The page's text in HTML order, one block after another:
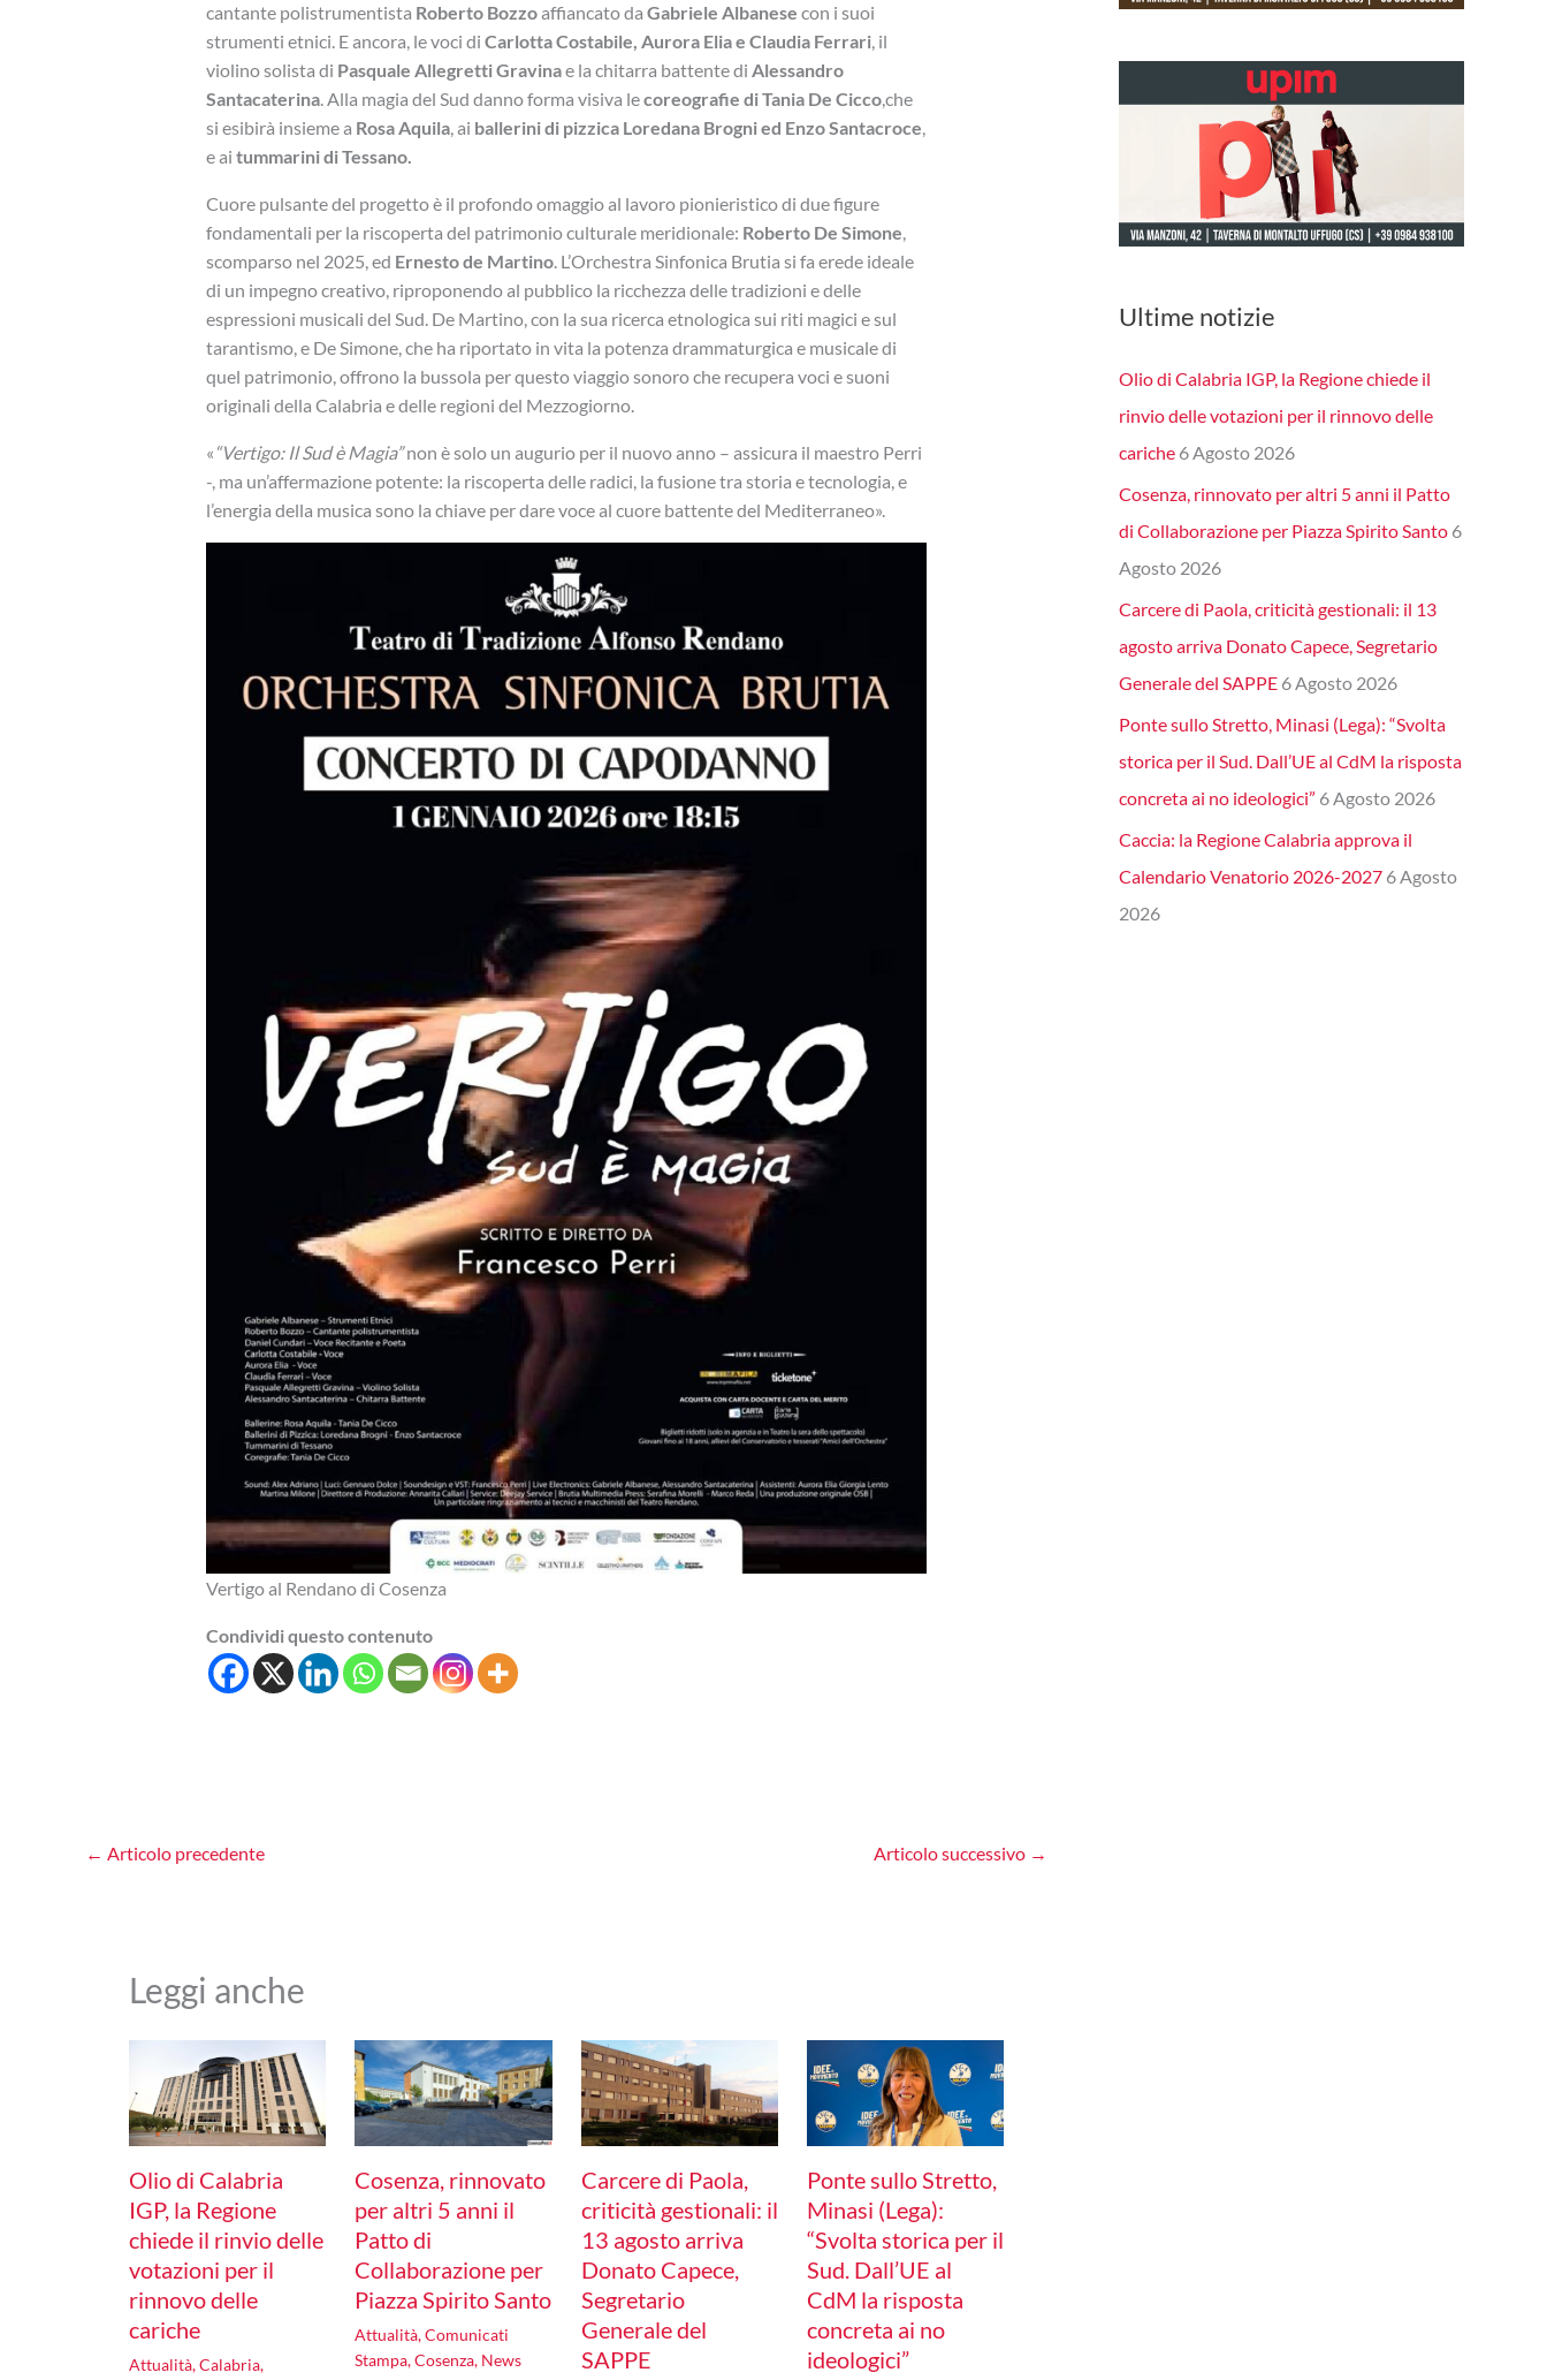
cantante polistrumentista Roberto Bozzoaffiancato da Gabriele Albanese con i suoi
strumenti etnici. E ancora, le voci di Carlotta Costabile, Aurora Elia e Claudia Ferrari, il
violino solista di Pasquale Allegretti Gravinae la chitarra battente di Alessandro
Santacaterina. Alla magia del Sud danno forma visiva lecoreografie di Tania De Cicco,che
si esibirà insieme a Rosa Aquila, ai ballerini di pizzica Loredana Brogni ed Enzo Santacroce,
e ai tummarini di Tessano.
Cuore pulsante del progetto è il profondo omaggio al lavoro pionieristico di due figure
fondamentali per la riscoperta del patrimonio culturale meridionale: Roberto De Simone,
scomparso nel 2025, ed Ernesto de Martino. L’Orchestra Sinfonica Brutia si fa erede ideale
di un impegno creativo, riproponendo al pubblico la ricchezza delle tradizioni e delle
espressioni musicali del Sud. De Martino, con la sua ricerca etnologica sui riti magici e sul
tarantismo, e De Simone, che ha riportato in vita la potenza drammaturgica e musicale di
quel patrimonio, offrono la bussola per questo viaggio sonoro che recupera voci e suoni
originali della Calabria e delle regioni del Mezzogiorno.
« “Vertigo: Il Sud è Magia”non è solo un augurio per il nuovo anno – assicura il maestro Perri
-, ma un’affermazione potente: la riscoperta delle radici, la fusione tra storia e tecnologia, e
l’energia della musica sono la chiave per dare voce al cuore battente del Mediterraneo».
Vertigo al Rendano di Cosenza
Condividi questo contenuto
← Articolo precedente Articolo successivo →
Leggi anche
Olio di Calabria
IGP, la Regione
chiede il rinvio delle
votazioni per il
rinnovo delle
cariche
Attualità,Calabria,
Cosenza, rinnovato
per altri 5 anni il
Patto di
Collaborazione per
Piazza Spirito Santo
Attualità,Comunicati
Stampa,Cosenza, News
Carcere di Paola,
criticità gestionali: il
13 agosto arriva
Donato Capece,
Segretario
Generale del
SAPPE
Ponte sullo Stretto,
Minasi (Lega):
“Svolta storica per il
Sud. Dall’UE al
CdM la risposta
concreta ai no
ideologici”
Ultime notizie
Olio di Calabria IGP, la Regione chiede il
rinvio delle votazioni per il rinnovo delle
cariche 6 Agosto 2026
Cosenza, rinnovato per altri 5 anni il Patto
di Collaborazione per Piazza Spirito Santo 6
Agosto 2026
Carcere di Paola, criticità gestionali: il 13
agosto arriva Donato Capece, Segretario
Generale del SAPPE 6 Agosto 2026
Ponte sullo Stretto, Minasi (Lega): “Svolta
storica per il Sud. Dall’UE al CdM la risposta
concreta ai no ideologici” 6 Agosto 2026
Caccia: la Regione Calabria approva il
Calendario Venatorio 2026-2027 6 Agosto
2026